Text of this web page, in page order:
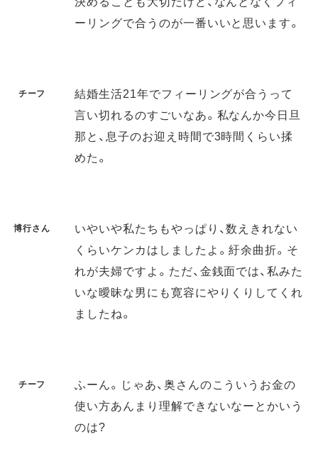
ーリングで合うのが一番いいと思います。
チーフ
結婚生活21年でフィーリングが合うって
言い切れるのすごいなあ。私なんか今日旦
那と、息子のお迎え時間で3時間くらい揉
めた。
博行さん
いやいや私たちもやっぱり、数えきれない
くらいケンカはしましたよ。紆余曲折。そ
れが夫婦ですよ。ただ、金銭面では、私みた
いな曖昧な男にも寛容にやりくりしてくれ
ましたね。
チーフ
ふーん。じゃあ、奥さんのこういうお金の
使い方あんまり理解できないなーとかいう
のは?